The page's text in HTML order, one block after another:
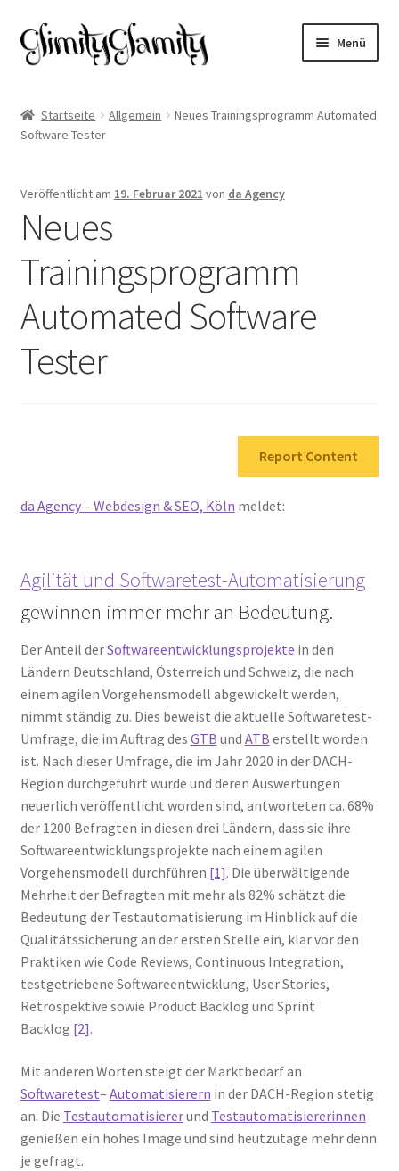
Zur
Navigation
Zum
Inhalt
Menü
Cookie-Richtlinie (EU)
Datenschutz
Impressum
Kasse
Mein Konto
Warenkorb
Startseite Allgemein
Neues Trainingsprogramm Automated
Software Tester
Veröffentlicht am 19. Februar 2021 von da Agency
Neues
Trainingsprogramm
Automated Software
Tester
Report Content
da Agency – Webdesign & SEO, Köln meldet:
Agilität und Softwaretest-Automatisierung
gewinnen immer mehr an Bedeutung.
Der Anteil derSoftwareentwicklungsprojekte in den
Ländern Deutschland, Österreich und Schweiz, die nach
einem agilen Vorgehensmodell abgewickelt werden,
nimmt ständig zu. Dies beweist die aktuelle Softwaretest-
Umfrage, die im Auftrag des GTB und ATB erstellt worden
ist. Nach dieser Umfrage, die im Jahr 2020 in der DACH-
Region durchgeführt wurde und deren Auswertungen
neuerlich veröffentlicht worden sind, antworteten ca. 68%
der 1200 Befragten in diesen drei Ländern, dass sie ihre
Softwareentwicklungsprojekte nach einem agilen
Vorgehensmodell durchführen [1]. Die überwältigende
Mehrheit der Befragten mit mehr als 82% schätzt die
Bedeutung der Testautomatisierung im Hinblick auf die
Qualitätssicherung an der ersten Stelle ein, klar vor den
Praktiken wie Code Reviews, Continuous Integration,
testgetriebene Softwareentwicklung, User Stories,
Retrospektive sowie Product Backlog und Sprint
Backlog [2].
Mit anderen Worten steigt der Marktbedarf an
Softwaretest– Automatisierern in der DACH-Region stetig
an. Die Testautomatisiererund Testautomatisiererinnen
genießen ein hohes Image und sind heutzutage mehr denn
je gefragt.